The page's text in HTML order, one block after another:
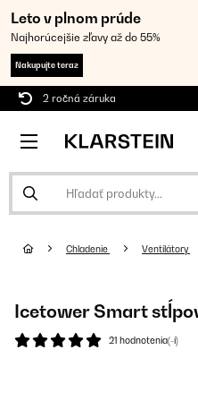
Leto v plnom prúde
Najhorúcejšie zľavy až do 55%
Nakupujte teraz
2 ročná záruka
Chladenie Ventilátory
Icetower Smart
21 hodnotenia(-í)